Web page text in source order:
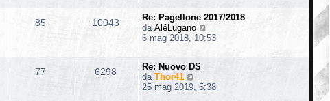
o s
a
g
g
m
o
m
e
s
a
g
g
u
t
e
85 10043
Re: Pagellone 2017/2018
da AléLugano
e
i
t
6 mag 2018, 10:53
77 6298
Re: Nuovo DS
da Thor41
e
25 mag 2019, 5:38